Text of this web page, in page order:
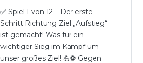
✅ Spiel 1 von 12 – Der erste
Schritt Richtung Ziel „Aufstieg“
ist gemacht! Was für ein
wichtiger Sieg im Kampf um
unser großes Ziel! 💪⚽ Gegen